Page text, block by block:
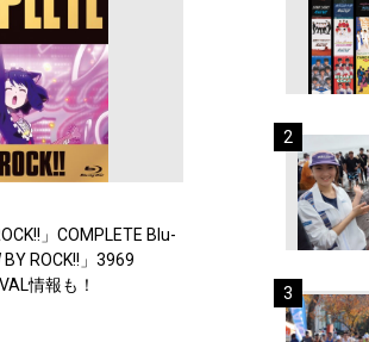
」COMPLETE Blu-
ROCK!!」3969
情報も！